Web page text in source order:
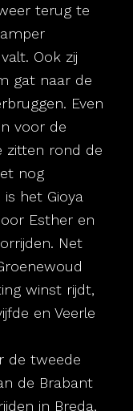
terug te
Ook zij
gat naar de
Even
voor de
zitten rond de
nog
het Gioya
Esther en
Net
winst rijdt,
en Veerle
de tweede
de Brabant
in Breda,